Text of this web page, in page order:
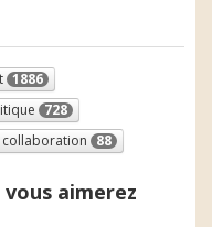
1886
728
collaboration 88
vous aimerez